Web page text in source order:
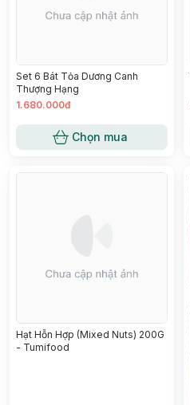
Set 6 Bát Tỏa Dương Canh
Thượng Hạng
1.680.000đ
Chọn mua
Hạt Hỗn Hợp (Mixed Nuts) 200G
- Tumifood